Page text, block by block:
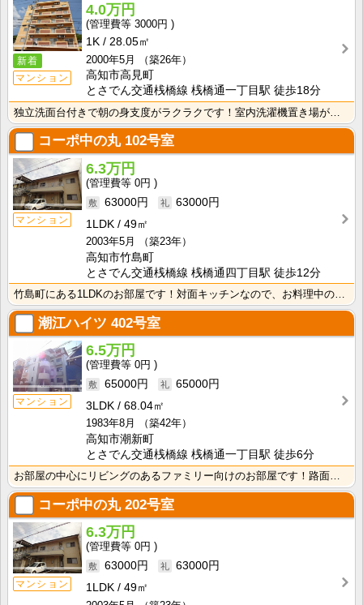
新着
マンション
4.0万円
3000円
1K
28.05㎡
2000年5月
（築26年）
高知市高見町
とさでん交通桟橋線 桟橋通一丁目駅 徒歩18分
コーポ中の丸102号室
マンション
6.3万円
0円
63000円
63000円
1LDK
49㎡
2003年5月
（築23年）
高知市竹島町
とさでん交通桟橋線 桟橋通四丁目駅 徒歩12分
潮江ハイツ 402号室
マンション
6.5万円
0円
65000円
65000円
3LDK
68.04㎡
1983年8月
（築42年）
高知市潮新町
とさでん交通桟橋線 桟橋通一丁目駅 徒歩6分
コーポ中の丸202号室
マンション
6.3万円
0円
63000円
63000円
1LDK
49㎡